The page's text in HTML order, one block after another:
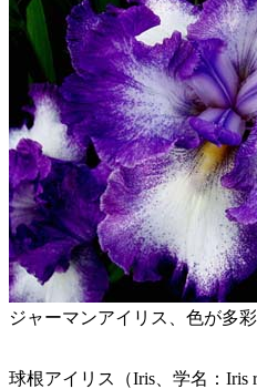
ジャーマンアイリス、色が多彩
球根アイリス（Iris、学名：Iris